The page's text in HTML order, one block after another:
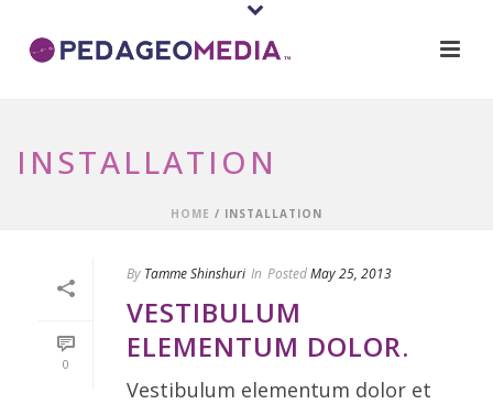
INSTALLATION
HOME / INSTALLATION
0
By Tamme Shinshuri In PostedMay 25, 2013
VESTIBULUM
ELEMENTUM DOLOR.
Vestibulum elementum dolor et